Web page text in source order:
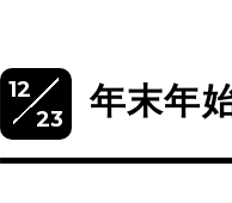
12
23
年末年